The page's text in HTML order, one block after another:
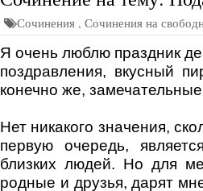
Сочинения , Сочинения на
Я очень люблю праздник
поздравления, вкусный
конечно же,
Нет никакого значения,
первую очередь,
близких людей. Но для
родные и друзья, дарят